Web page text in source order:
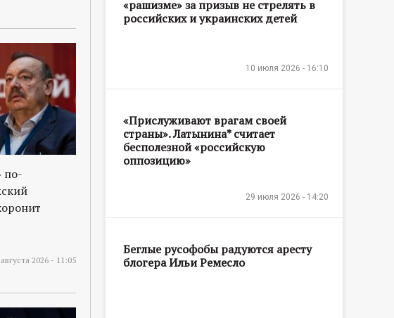
по-
2026 - 11:05
«рашизме» за призыв не стрелять в
российских и украинских детей
10 июля 2026 - 16:10
«Прислуживают врагам своей
страны». Латынина* считает
бесполезной «российскую
оппозицию»
29 июля 2026 - 14:20
Беглые русофобы радуются аресту
блогера Ильи Ремесло